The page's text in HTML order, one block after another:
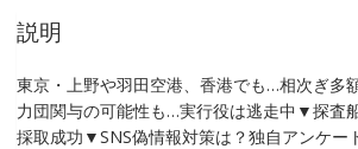
説明
東京・上野や羽田空港、香港でも…相次ぎ多
力団関与の可能性も…実行役は逃走中▼探査
採取成功▼SNS偽情報対策は？独自アンケー